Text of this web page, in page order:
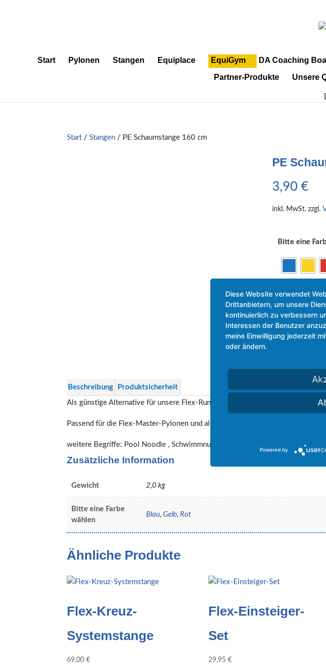
Start Pylonen Stangen Equiplace EquiGym DA Coaching
Partner-Produkte
Unsere
Start /Stangen / PE Schaumstange 160 cm
PE
3,90€
inkl. MwSt. zzgl.
Bitte eine
Schaumstange
Beschreibung Produktsicherheit
Als günstige Alternative für unsere Flex-Rund-Stangen mit 7cm Durchmesser.
Passend für die Flex-Master-Pylonen und als Markierung auf dem Boden.
weitere Begriffe: Pool Noodle , Schwimmnudel
Zusätzliche Information
Gewicht 2,0 kg
Bitte eine Farbe
wählen
Blau,Gelb,Rot
Ähnliche Produkte
Flex-Kreuz-
Systemstange
69,00€
Flex-Einsteiger-
Set
29,95 €
Diese Website verwendet
Drittanbietern, um unsere
kontinuierlich zu verbessern
Interessen der Benutzer
meine Einwilligung jederzeit
oder ändern.
Powered by